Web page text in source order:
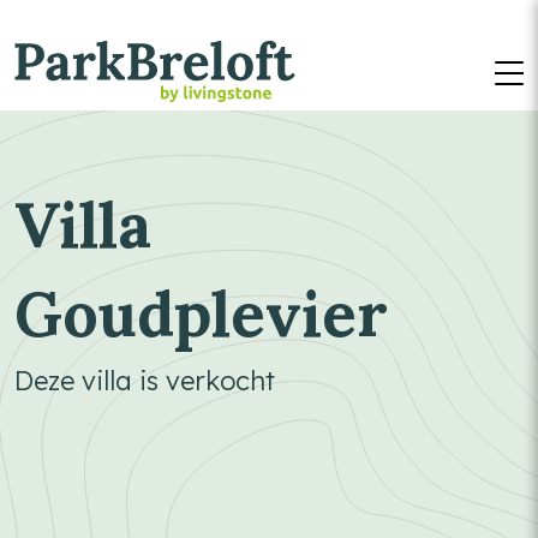
Villa
Goudplevier
Deze villa is verkocht